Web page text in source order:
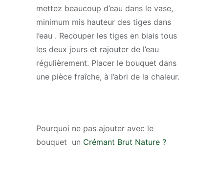
mettez beaucoup d’eau dans le vase,
minimum mis hauteur des tiges dans
l’eau . Recouper les tiges en biais tous
les deux jours et rajouter de l’eau
régulièrement. Placer le bouquet dans
une pièce fraîche, à l’abri de la chaleur.
Pourquoi ne pas ajouter avec le
bouquet un Crémant Brut Nature ?